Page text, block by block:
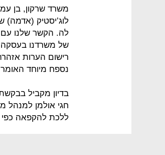
משרד שרקון, בן
לוג’יסטיק
לה. הקשר שלנו עם
של משרדנו בעסקה
רישום הערות
נספח מיוחד
בדיון מקביל
חגי אולמן למנהל
ללכת להקפאה כפי